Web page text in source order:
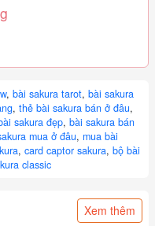
,bài sakura tarot,bài sakura
, thẻ bài sakura bán ở đâu,
sakura đẹp, bài sakura bán
mua ở đâu, mua bài
, card captor sakura, bộ bài
classic
Xem thêm